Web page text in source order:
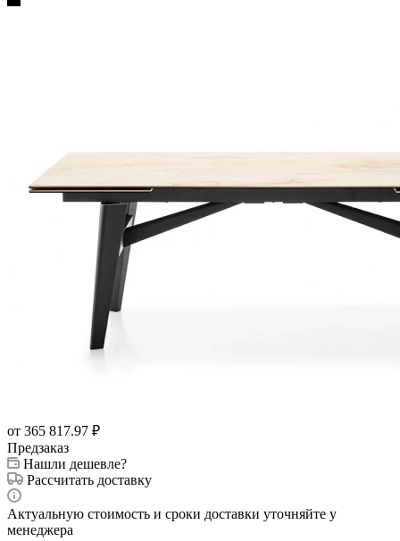
от 365 817.97 ₽
Предзаказ
Нашли дешевле?
Рассчитать доставку
Актуальную стоимость и сроки доставки уточняйте у
менеджера